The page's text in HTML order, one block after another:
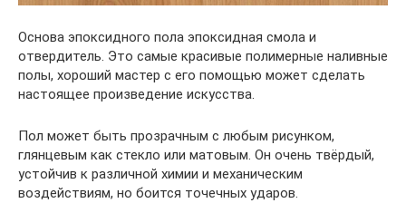
Основа эпоксидного пола эпоксидная смола и
отвердитель. Это самые красивые полимерные наливные
полы, хороший мастер с его помощью может сделать
настоящее произведение искусства.
Пол может быть прозрачным с любым рисунком,
глянцевым как стекло или матовым. Он очень твёрдый,
устойчив к различной химии и механическим
воздействиям, но боится точечных ударов.